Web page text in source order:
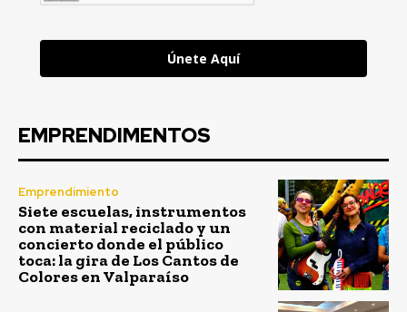
Únete Aquí
EMPRENDIMENTOS
Emprendimiento
Siete escuelas, instrumentos
con material reciclado y un
concierto donde el público
toca: la gira de Los Cantos de
Colores en Valparaíso